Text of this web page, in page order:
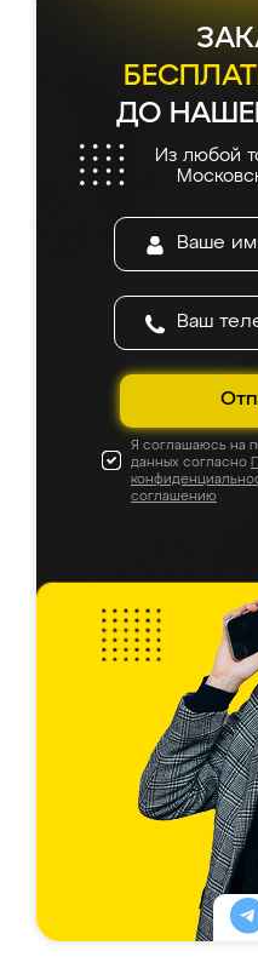
ДО
Из любой
Я соглашаюсь на
данных согласно
соглашению